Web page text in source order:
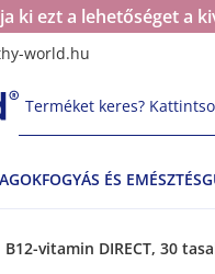
ki ezt a lehetőséget
world.hu
Terméket keres?
FOGYÁS ÉS EMÉSZTÉS
B12-vitamin DIRECT, 30